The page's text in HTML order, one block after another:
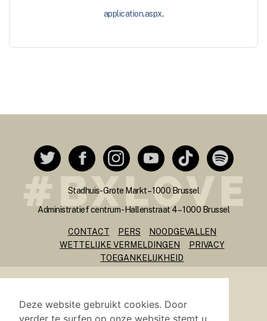
Deze website gebruikt cookies. Door
verder te surfen op onze website stemt u
application.aspx.
Stadhuis - Grote Markt – 1000 Brussel
Administratief centrum - Hallenstraat 4 – 1000 Brussel
CONTACT PERS
NOODGEVALLEN
WETTELIJKE VERMELDINGEN
PRIVACY
TOEGANKELIJKHEID